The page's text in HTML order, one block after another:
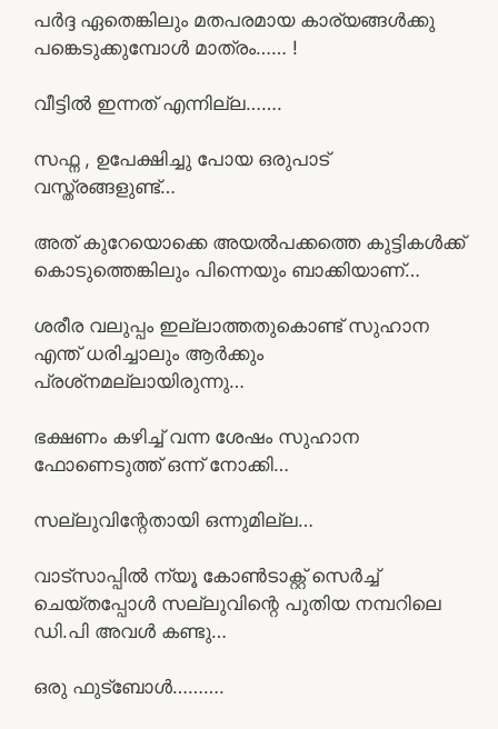
പർദ്ദ ഏതെങ്കിലും മതപരമായ കാര്യങ്ങൾക്കു
പങ്കെടുക്കുമ്പോൾ മാത്രം…… !
വീട്ടിൽ ഇന്നത് എന്നില്ല…….
സഫ്ന , ഉപേക്ഷിച്ചു പോയ ഒരുപാട്
വസ്ത്രങ്ങളുണ്ട്…
അത് കുറേയൊക്കെ അയൽപക്കത്തെ കുട്ടികൾക്ക്
കൊടുത്തെങ്കിലും പിന്നെയും ബാക്കിയാണ്…
ശരീര വലുപ്പം ഇല്ലാത്തതുകൊണ്ട് സുഹാന
എന്ത് ധരിച്ചാലും ആർക്കും
പ്രശ്‌നമല്ലായിരുന്നു…
ഭക്ഷണം കഴിച്ച് വന്ന ശേഷം സുഹാന
ഫോണെടുത്ത് ഒന്ന് നോക്കി…
സല്ലുവിന്റേതായി ഒന്നുമില്ല…
വാട്സാപ്പിൽ ന്യൂ കോൺടാക്റ്റ് സെർച്ച്
ചെയ്തപ്പോൾ സല്ലുവിന്റെ പുതിയ നമ്പറിലെ
ഡി.പി അവൾ കണ്ടു…
ഒരു ഫുട്ബോൾ……….